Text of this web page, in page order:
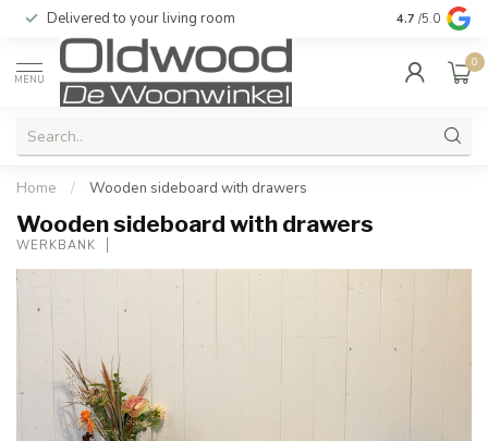
Delivered to your living room Quality &
4.7 /5.0
MENU
0
Home / Wooden sideboard with drawers
Wooden sideboard with drawers
WERKBANK